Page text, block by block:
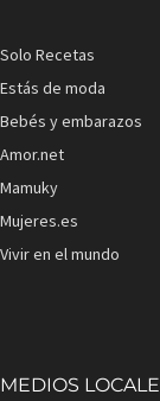
Solo Recetas
Estás de moda
Bebés y embarazos
Amor.net
Mamuky
Mujeres.es
Vivir en el mundo
MEDIOS